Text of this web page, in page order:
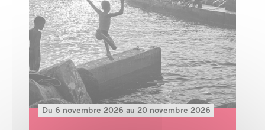
Du 6 novembre 2026 au 20 novembre 2026